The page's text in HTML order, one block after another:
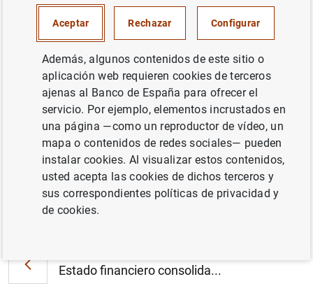
Resultados de la encuesta a expertos en
previsión económica del BCE
correspondiente al primer trimestre de 2015
(21KB)
Estado financiero consolida...
Siguiente
Resultados de la encuesta d...
Aceptar Rechazar Configurar
Además, algunos contenidos de este sitio o
aplicación web requieren cookies de terceros
ajenas al Banco de España para ofrecer el
servicio. Por ejemplo, elementos incrustados en
una página —como un reproductor de vídeo, un
mapa o contenidos de redes sociales— pueden
instalar cookies. Al visualizar estos contenidos,
usted acepta las cookies de dichos terceros y
sus correspondientes políticas de privacidad y
de cookies.